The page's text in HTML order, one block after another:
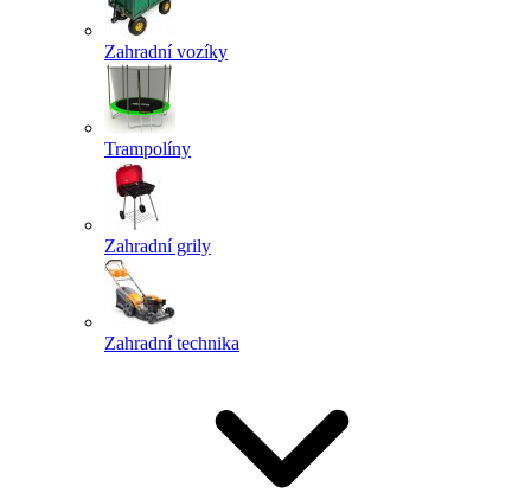
Zahradní vozíky
Trampolíny
Zahradní grily
Zahradní technika